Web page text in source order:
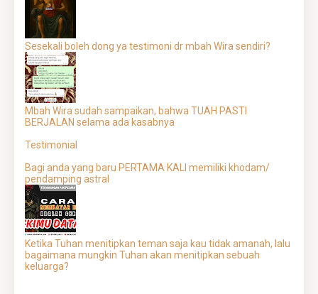
Sesekali boleh dong ya testimoni dr mbah Wira sendiri?
Mbah Wira sudah sampaikan, bahwa TUAH PASTI
BERJALAN selama ada kasabnya
Testimonial
Bagi anda yang baru PERTAMA KALI memiliki khodam/
pendamping astral
Ketika Tuhan menitipkan teman saja kau tidak amanah, lalu
bagaimana mungkin Tuhan akan menitipkan sebuah
keluarga?